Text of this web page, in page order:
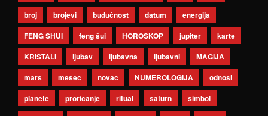
broj
brojevi budućnost datum
energija
FENG SHUI
feng šui HOROSKOP jupiter
karte
KRISTALI
ljubav ljubavna ljubavni
MAGIJA
mars
mesec novac NUMEROLOGIJA
odnosi
planete
proricanje ritual saturn
simbol